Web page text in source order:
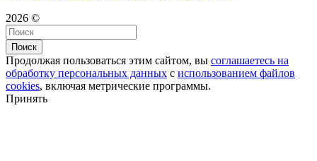
2026 ©
Поиск
Продолжая пользоваться этим сайтом, вы соглашаетесь на
обработку персональных данных с использованием файлов
cookies, включая метрические программы.
Принять